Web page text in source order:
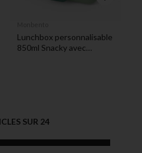
Lunchbox personnalisable
850ml Snacky avec
SUR 24